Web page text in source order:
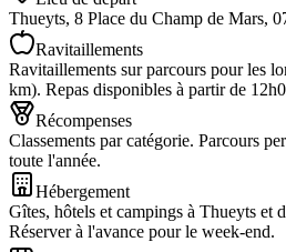
Thueyts, 8 Place du Champ de Mars,
Ravitaillements
Ravitaillements sur parcours pour les
km). Repas disponibles à partir de
Récompenses
Classements par catégorie. Parcours
toute l'année.
Hébergement
Gîtes, hôtels et campings à Thueyts et
Réserver à l'avance pour le week-end.